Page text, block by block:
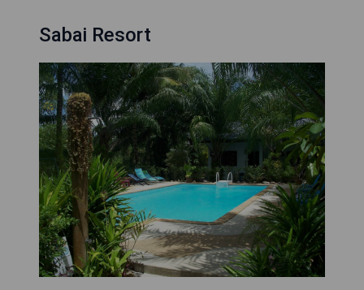
Sabai Resort